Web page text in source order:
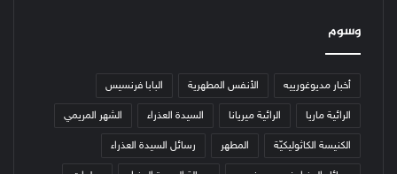
وسوم
أخبار مديوغورييه الأنفس المطهرية البابا فرنسيس
الرائية ماريا الرائية ميريانا السيدة العذراء الشهر المريمي
الكنيسة الكاثوليكيّة المطهر رسائل السيدة العذراء